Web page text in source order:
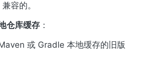
容的。
仓库缓存 ：
或 Gradle 本地缓存的旧版